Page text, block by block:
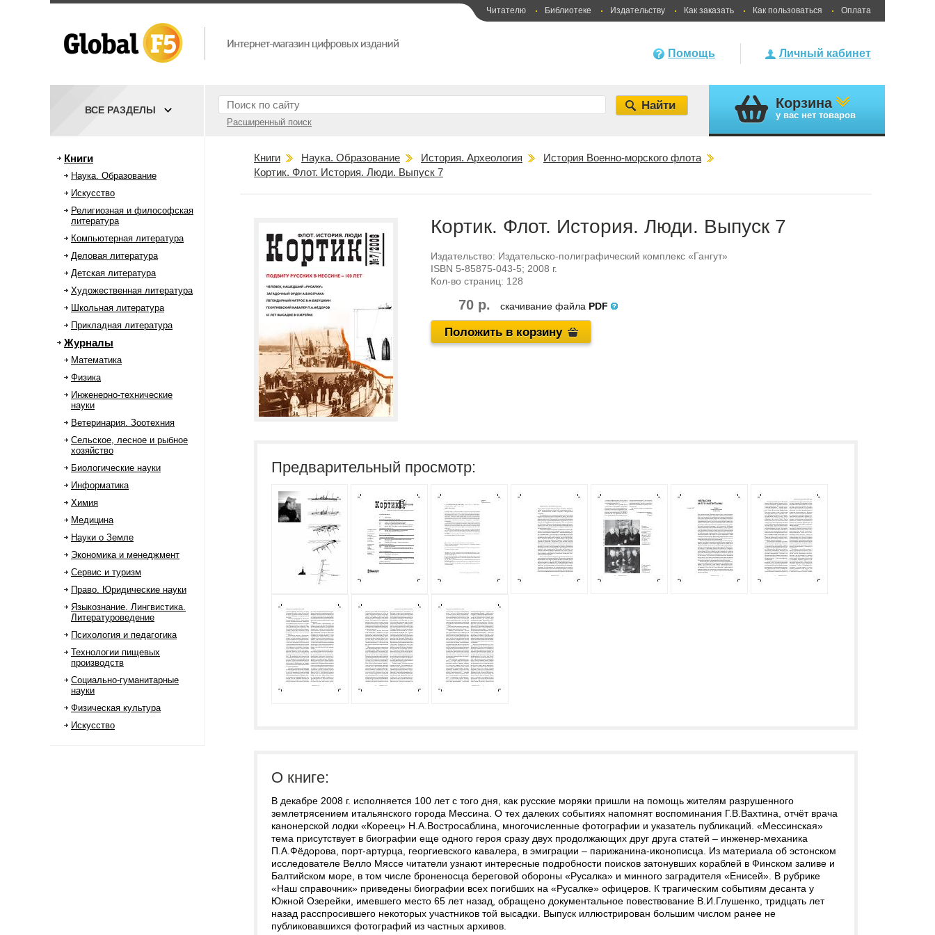
Читателю Библиотеке Издательству Как заказать Как пользоваться Оплата
Личный кабинет
Помощь
Расширенный поиск
ВСЕ РАЗДЕЛЫ Корзина
у вас нет товаров
Книги
Наука. Образование
Искусство
Религиозная и философская
литература
Компьютерная литература
Деловая литература
Детская литература
Художественная литература
Школьная литература
Прикладная литература
Журналы
Математика
Физика
Инженерно-технические
науки
Ветеринария. Зоотехния
Сельское, лесное и рыбное
хозяйство
Биологические науки
Информатика
Химия
Медицина
Науки о Земле
Экономика и менеджмент
Сервис и туризм
Право. Юридические науки
Языкознание. Лингвистика.
Литературоведение
Психология и педагогика
Технологии пищевых
производств
Социально-гуманитарные
науки
Физическая культура
Искусство
Книги Наука. Образование История. Археология
История Военно-морского флота
Кортик. Флот. История. Люди. Выпуск 7
Кортик. Флот. История. Люди. Выпуск 7
Издательство: Издательско-полиграфический комплекс «Гангут»
ISBN 5-85875-043-5; 2008 г.
Кол-во страниц: 128
70 р. скачивание файла PDF
Положить в корзину
Предварительный просмотр:
О книге:
В декабре 2008 г. исполняется 100 лет с того дня, как русские моряки пришли на помощь жителям разрушенного
землетрясением итальянского города Мессина. О тех далеких событиях напомнят воспоминания Г.В.Вахтина, отчёт врача
канонерской лодки «Кореец» Н.А.Востросаблина, многочисленные фотографии и указатель публикаций. «Мессинская»
тема присутствует в биографии еще одного героя сразу двух продолжающих друг друга статей – инженер-механика
П.А.Фёдорова, порт-артурца, георгиевского кавалера, в эмиграции – парижанина-иконописца. Из материала об эстонском
исследователе Велло Мяссе читатели узнают интересные подробности поисков затонувших кораблей в Финском заливе и
Балтийском море, в том числе броненосца береговой обороны «Русалка» и минного заградителя «Енисей». В рубрике
«Наш справочник» приведены биографии всех погибших на «Русалке» офицеров. К трагическим событиям десанта у
Южной Озерейки, имевшего место 65 лет назад, обращено документальное повествование В.И.Глушенко, тридцать лет
назад расспросившего некоторых участников той высадки. Выпуск иллюстрирован большим числом ранее не
публиковавшихся фотографий из частных архивов.